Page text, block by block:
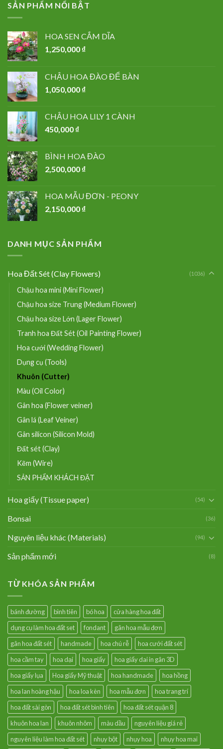
SẢN PHẨM NỔI BẬT
HOA SEN CẮM DĨA
1,250,000 ₫
CHẬU HOA ĐÀO ĐỂ BÀN
1,050,000 ₫
CHẬU HOA LILY 1 CÀNH
450,000 ₫
BÌNH HOA ĐÀO
2,500,000 ₫
HOA MẪU ĐƠN - PEONY
2,150,000 ₫
DANH MỤC SẢN PHẨM
Hoa Đất Sét (Clay Flowers) (1036)
Chậu hoa mini (Mini Flower)
Chậu hoa size Trung (Medium Flower)
Chậu hoa size Lớn (Lager Flower)
Tranh hoa Đất Sét (Oil Painting Flower)
Hoa cưới (Wedding Flower)
Dụng cụ (Tools)
Khuôn (Cutter)
Màu (Oil Color)
Gân hoa (Flower veiner)
Gân lá (Leaf Veiner)
Gân silicon (Silicon Mold)
Đất sét (Clay)
Kẽm (Wire)
SẢN PHẨM KHÁCH ĐẶT
Hoa giấy (Tissue paper) (54)
Bonsai (36)
Nguyên liệu khác (Materials) (94)
Sản phẩm mới (8)
TỪ KHÓA SẢN PHẨM
bánh đường bình tiên bó hoa
cửa hàng hoa đất
dụng cụ làm hoa đất set
fondant
gân hoa mẫu đơn
gân hoa đất sét
handmade hoa chú rễ
hoa cưới đất sét
hoa cầm tay
hoa dại hoa giấy
hoa giấy dai in gân 3D
hoa giấy lụa
Hoa giấy Mỹ thuật hoa handmade
hoa hồng
hoa lan hoàng hậu
hoa loa kèn hoa mẫu đơn
hoa trang trí
hoa đất sài gòn
hoa đất sét bình tiên
hoa đất sét quận 8
khuôn hoa lan
khuôn nhôm màu dầu
nguyên liệu giá rẻ
nguyên liệu làm hoa đất sét
nhụy bột nhụy hoa nhụy hoa mai